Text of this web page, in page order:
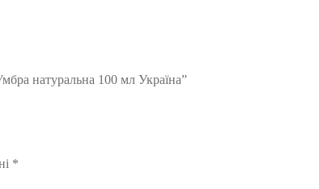
натуральна 100 мл Україна”
*